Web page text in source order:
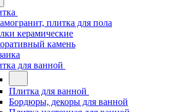
плитка для пола
керамические
камень
для ванной
Плитка для ванной
Бордюры, декоры для ванной